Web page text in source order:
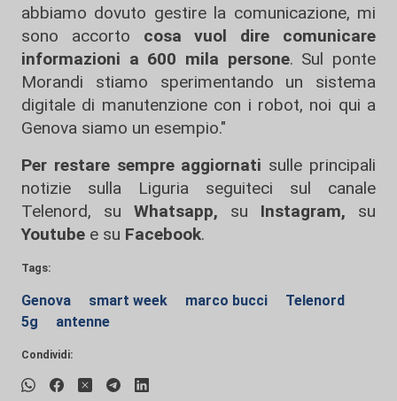
abbiamo dovuto gestire la comunicazione, mi
sono accorto cosa vuol dire comunicare
informazioni a 600 mila persone. Sul ponte
Morandi stiamo sperimentando un sistema
digitale di manutenzione con i robot, noi qui a
Genova siamo un esempio."
Per restare sempre aggiornati sulle principali
notizie sulla Liguria seguiteci sul canale
Telenord, su
Whatsapp, su Instagram, su
Youtube e su Facebook.
Tags:
Genova smart week marco bucci
Telenord
5g
antenne
Condividi: